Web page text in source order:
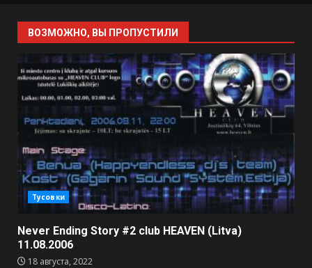
ВОЗМОЖНО, ВЫ ПРОПУСТИЛИ
Тусовки
Never Ending Story #2 club HEAVEN (Litva)
11.08.2006
18 августа, 2022